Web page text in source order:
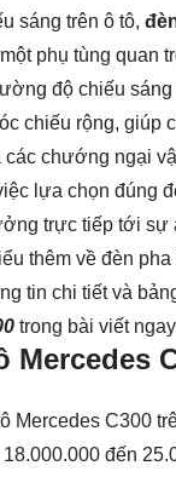
sáng trên ô tô,
một phụ tùng quan
độ chiếu sáng
chiếu rộng, giúp
chướng ngại
lựa chọn đúng
trực tiếp tới sự
thêm về đèn pha
tin chi tiết và
trong bài viết
Mercedes
Mercedes C300
đến